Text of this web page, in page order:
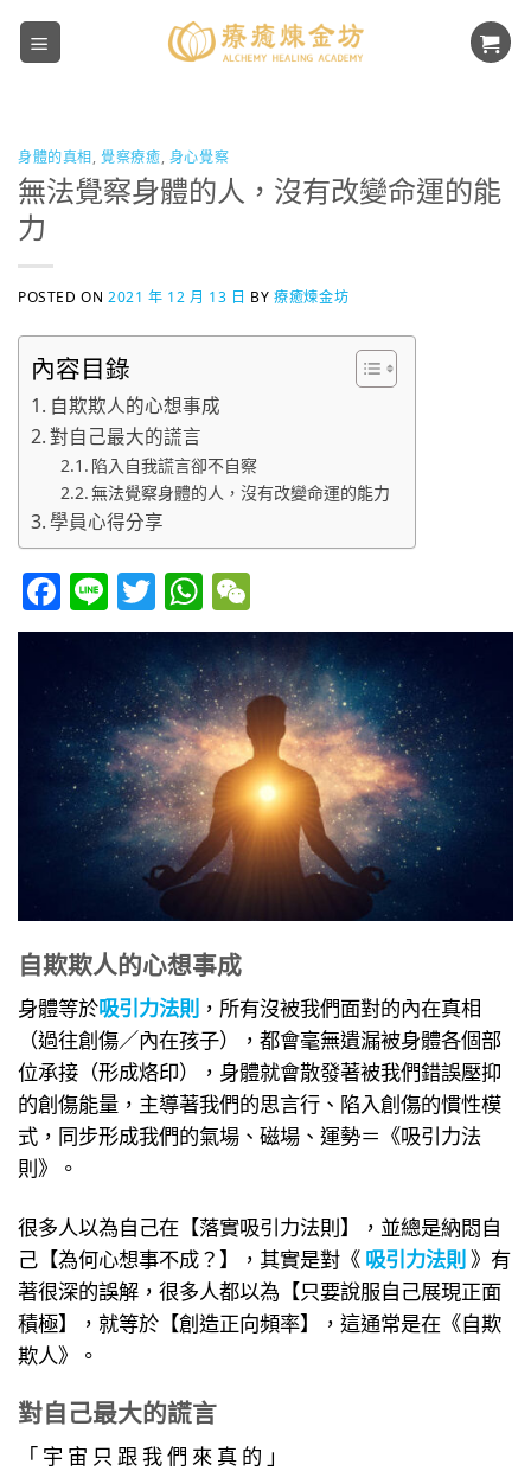
Skip
身體的真相 覺察療癒 身心覺察
無法覺察身體的人，沒有改變命運的能
力
POSTED ON2021 年 12 月 13 日 BY療癒煉金坊
內容目錄
自欺欺人的心想事成
對自己最大的謊言
陷入自我謊言卻不自察
無法覺察身體的人，沒有改變命運的能力
學員心得分享
Facebook
LineTwitterWhatsApp
自欺欺人的心想事成
身體等於吸引力法則 ，所有沒被我們面對的內在真相
（過往創傷／內在孩子），都會毫無遺漏被身體各個部
位承接（形成烙印），身體就會散發著被我們錯誤壓抑
的創傷能量，主導著我們的思言行、陷入創傷的慣性模
式，同步形成我們的氣場、磁場、運勢＝《吸引力法
則》。
很多人以為自己在【落實吸引力法則】，並總是納悶自
己【為何心想事不成？】，其實是對《 吸引力法則》有
著很深的誤解，很多人都以為【只要說服自己展現正面
積極】，就等於【創造正向頻率】，這通常是在《自欺
欺人》。
對自己最大的謊言
「 宇 宙 只 跟 我 們 來 真 的 」